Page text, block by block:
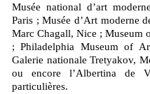
Musée national d’art
Paris ; Musée d’Art moderne
Marc Chagall, Nice ; Museum
; Philadelphia Museum of
Galerie nationale Tretyakov,
ou encore l’Albertina de
particulières.